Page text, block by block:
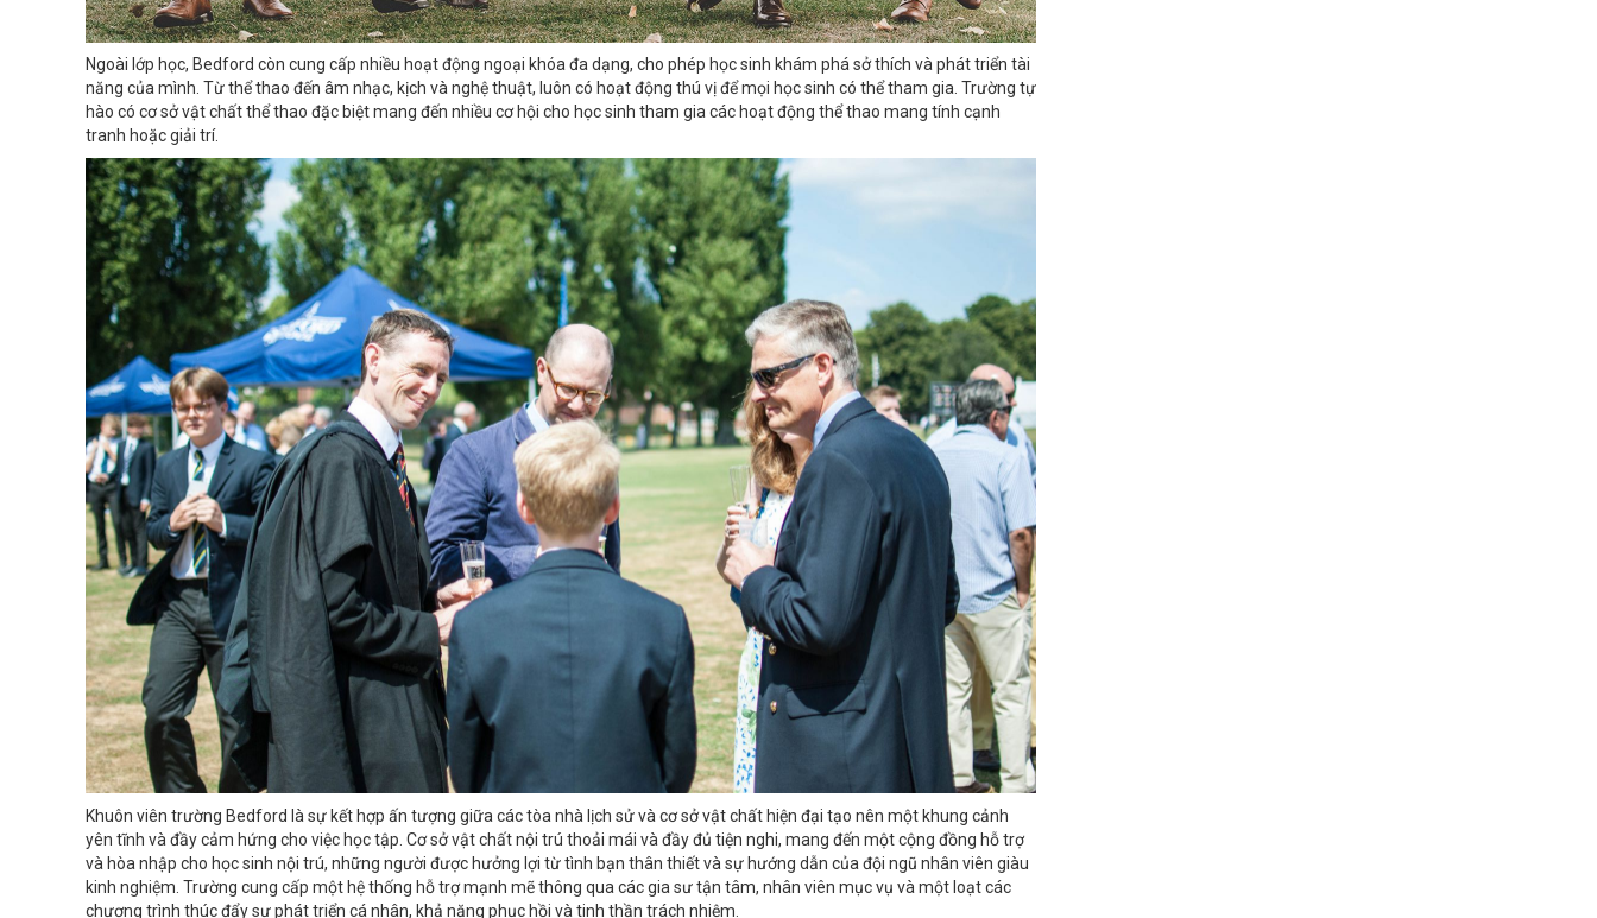
Ngoài lớp học, Bedford còn cung cấp nhiều hoạt động ngoại khóa đa dạng, cho phép học sinh khám phá sở thích và phát triển tài
năng của mình. Từ thể thao đến âm nhạc, kịch và nghệ thuật, luôn có hoạt động thú vị để mọi học sinh có thể tham gia. Trường tự
hào có cơ sở vật chất thể thao đặc biệt mang đến nhiều cơ hội cho học sinh tham gia các hoạt động thể thao mang tính cạnh
tranh hoặc giải trí.
Khuôn viên trường Bedford là sự kết hợp ấn tượng giữa các tòa nhà lịch sử và cơ sở vật chất hiện đại tạo nên một khung cảnh
yên tĩnh và đầy cảm hứng cho việc học tập. Cơ sở vật chất nội trú thoải mái và đầy đủ tiện nghi, mang đến một cộng đồng hỗ trợ
và hòa nhập cho học sinh nội trú, những người được hưởng lợi từ tình bạn thân thiết và sự hướng dẫn của đội ngũ nhân viên giàu
kinh nghiệm. Trường cung cấp một hệ thống hỗ trợ mạnh mẽ thông qua các gia sư tận tâm, nhân viên mục vụ và một loạt các
chương trình thúc đẩy sự phát triển cá nhân, khả năng phục hồi và tinh thần trách nhiệm.